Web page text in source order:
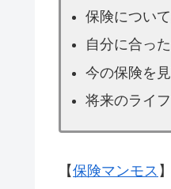
保険につい
自分に合っ
今の保険を
将来のライ
【保険マンモス